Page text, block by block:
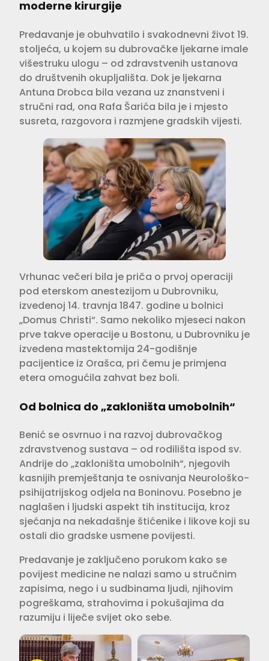
moderne kirurgije
Predavanje je obuhvatilo i svakodnevni život 19.
stoljeća, u kojem su dubrovačke ljekarne imale
višestruku ulogu – od zdravstvenih ustanova
do društvenih okupljališta. Dok je ljekarna
Antuna Drobca bila vezana uz znanstveni i
stručni rad, ona Rafa Šarića bila je i mjesto
susreta, razgovora i razmjene gradskih vijesti.
Vrhunac večeri bila je priča o prvoj operaciji
pod eterskom anestezijom u Dubrovniku,
izvedenoj 14. travnja 1847. godine u bolnici
„Domus Christi“. Samo nekoliko mjeseci nakon
prve takve operacije u Bostonu, u Dubrovniku je
izvedena mastektomija 24-godišnje
pacijentice iz Orašca, pri čemu je primjena
etera omogućila zahvat bez boli.
Od bolnica do „zakloništa umobolnih“
Benić se osvrnuo i na razvoj dubrovačkog
zdravstvenog sustava – od rodilišta ispod sv.
Andrije do „zakloništa umobolnih“, njegovih
kasnijih premještanja te osnivanja Neurološko-
psihijatrijskog odjela na Boninovu. Posebno je
naglašen i ljudski aspekt tih institucija, kroz
sjećanja na nekadašnje štićenike i likove koji su
ostali dio gradske usmene povijesti.
Predavanje je zaključeno porukom kako se
povijest medicine ne nalazi samo u stručnim
zapisima, nego i u sudbinama ljudi, njihovim
pogreškama, strahovima i pokušajima da
razumiju i liječe svijet oko sebe.